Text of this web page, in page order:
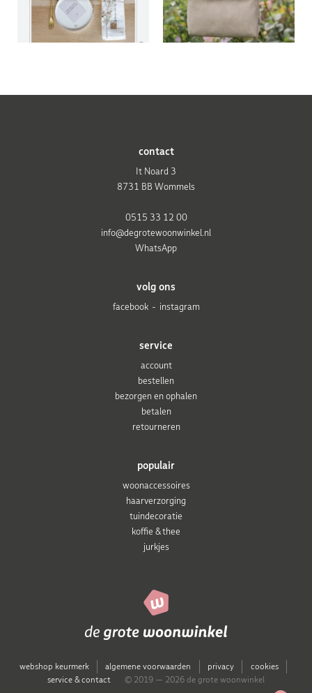
populair
woonaccessoires
haarverzorging
tuindecoratie
koffie & thee
jurkjes
service
account
bestellen
bezorgen en ophalen
betalen
retourneren
volg ons
facebook
instagram
contact
It Noard 3
8731 BB Wommels
0515 33 12 00
info@degrotewoonwinkel.nl
WhatsApp
webshop keurmerk algemene voorwaarden privacy
cookies
service & contact
© 2019 — 2026 de grote woonwinkel